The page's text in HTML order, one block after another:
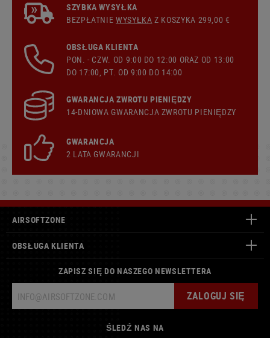
SZYBKA WYSYŁKA
BEZPŁATNIEWYSYŁKA Z KOSZYKA 299,00 €
OBSŁUGA KLIENTA
PON. - CZW. OD 9:00 DO 12:00 ORAZ OD 13:00
DO 17:00, PT. OD 9:00 DO 14:00
GWARANCJA ZWROTU PIENIĘDZY
14-DNIOWA GWARANCJA ZWROTU PIENIĘDZY
GWARANCJA
2 LATA GWARANCJI
AIRSOFTZONE
OBSŁUGA KLIENTA
ZAPISZ SIĘ DO NASZEGO NEWSLETTERA
ZALOGUJ SIĘ
ŚLEDŹ NAS NA